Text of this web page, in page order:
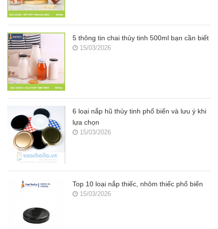
5 thông tin chai thủy tinh 500ml bạn cần biết
15/03/2026
6 loại nắp hũ thủy tinh phổ biến và lưu ý khi
lựa chọn
15/03/2026
Top 10 loại nắp thiếc, nhôm thiếc phổ biến
15/03/2026